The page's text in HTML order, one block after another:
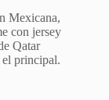
Mexicana,
con jersey
Qatar
el principal.